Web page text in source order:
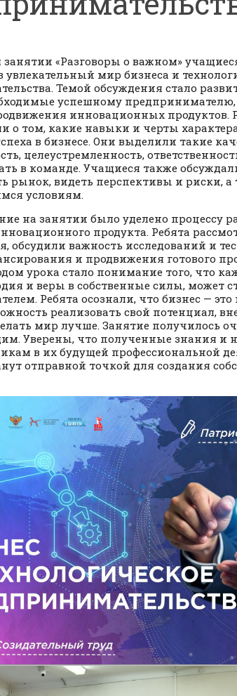
«Разговоры о важном» учащиеся
увлекательный мир бизнеса и
Темой обсуждения стало
успешному предпринимателю,
инновационных продуктов.
о том, какие навыки и черты
в бизнесе. Они выделили такие
целеустремленность,
в команде. Учащиеся также
рынок, видеть перспективы и риски, а
условиям.
на занятии было уделено процессу
продукта. Ребята
обсудили важность исследований и
и продвижения готового
урока стало понимание того, что
и веры в собственные силы, может
Ребята осознали, что бизнес —
реализовать свой потенциал,
мир лучше. Занятие получилось
Уверены, что полученные знания и
в их будущей профессиональной
отправной точкой для создания